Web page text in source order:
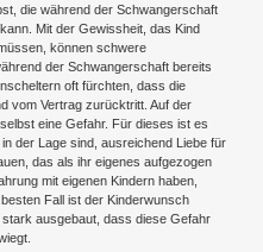
die während der Schwangerschaft
Mit der Gewissheit, das Kind
können schwere
der Schwangerschaft bereits
oft fürchten, dass die
vom Vertrag zurücktritt. Auf der
eine Gefahr. Für dieses ist es
der Lage sind, ausreichend Liebe für
das als ihr eigenes aufgezogen
mit eigenen Kindern haben,
Fall ist der Kinderwunsch
ausgebaut, dass diese Gefahr